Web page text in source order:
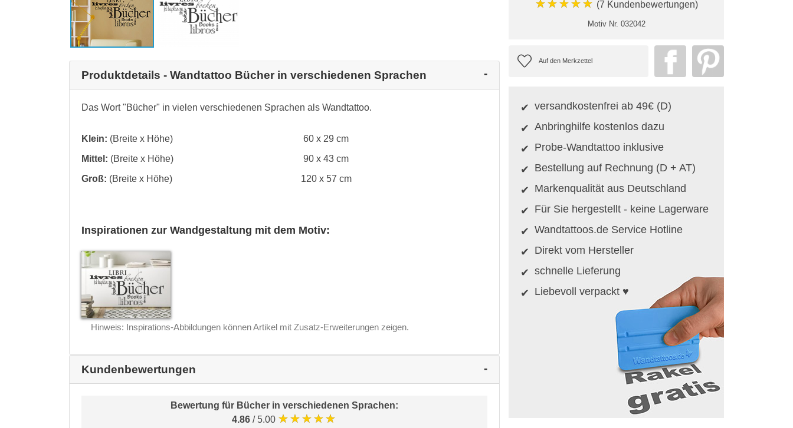
Produktdetails - Wandtattoo Bücher in verschiedenen Sprachen
Das Wort "Bücher" in vielen verschiedenen Sprachen als Wandtattoo.
Klein: (Breite x Höhe)
60 x 29 cm
Mittel: (Breite x Höhe)
90 x 43 cm
Groß: (Breite x Höhe) 120 x 57 cm
Inspirationen zur Wandgestaltung mit dem Motiv:
Hinweis: Inspirations-Abbildungen können Artikel mit Zusatz-Erweiterungen zeigen.
Kundenbewertungen
Bewertung für Bücher in verschiedenen Sprachen:
4.86 / 5.00 ★★★★★
★★★★★ (7 Kundenbewertungen)
Motiv Nr. 032042
versandkostenfrei ab 49€ (D)
Anbringhilfe kostenlos dazu
Probe-Wandtattoo inklusive
Bestellung auf Rechnung (D + AT)
Markenqualität aus Deutschland
Für Sie hergestellt - keine Lagerware
Wandtattoos.de Service Hotline
Direkt vom Hersteller
schnelle Lieferung
Liebevoll verpackt ♥